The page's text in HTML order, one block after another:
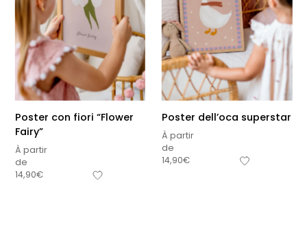
Sous-total
Poster con fiori “Flower
Fairy”
À partir
de
14,90€
Poster dell’oca superstar
À partir
de
14,90€